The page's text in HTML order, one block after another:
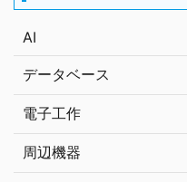
AI
データベース
電子工作
周辺機器